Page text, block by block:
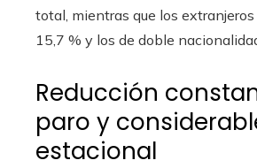
total, mientras que los
15,7 % y los de doble
Reducción
paro y
estacional